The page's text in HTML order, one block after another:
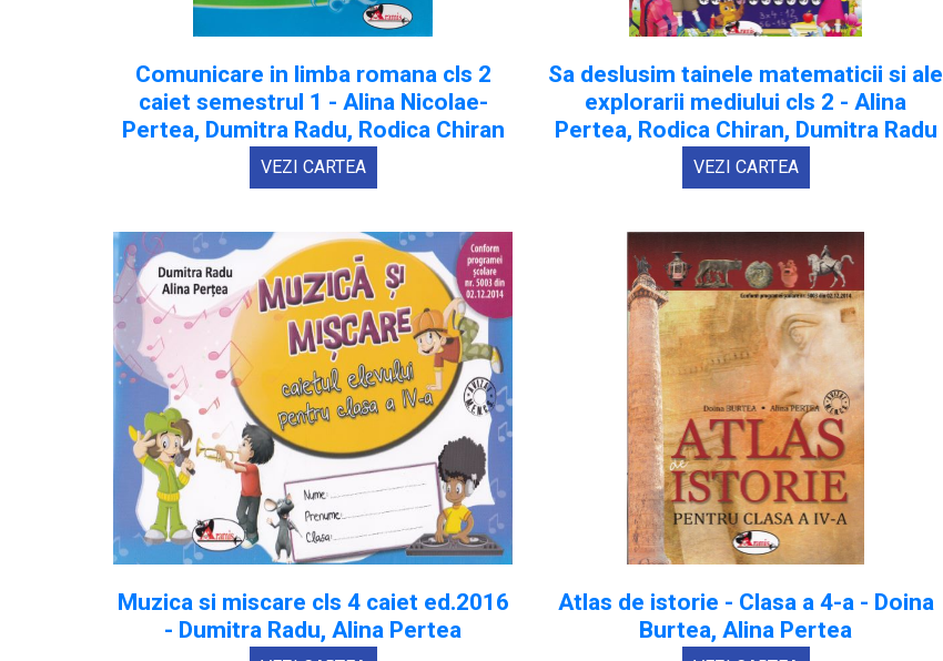
Comunicare in limba romana cls 2
caiet semestrul 1 - Alina Nicolae-
Pertea, Dumitra Radu, Rodica Chiran
VEZI CARTEA
Sa deslusim tainele matematicii si ale
explorarii mediului cls 2 - Alina
Pertea, Rodica Chiran, Dumitra Radu
VEZI CARTEA
Muzica si miscare cls 4 caiet ed.2016
- Dumitra Radu, Alina Pertea
Atlas de istorie - Clasa a 4-a - Doina
Burtea, Alina Pertea